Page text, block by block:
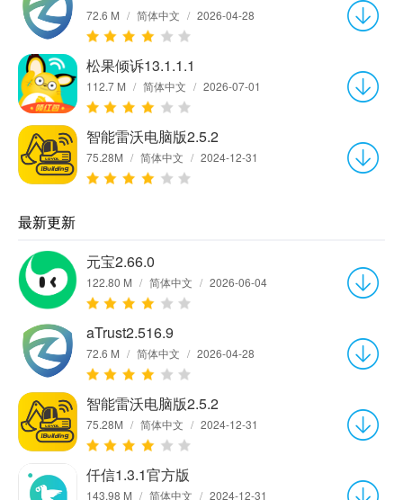
72.6 M / 简体中文 / 2026-04-28
松果倾诉13.1.1.1
112.7 M / 简体中文 / 2026-07-01
智能雷沃电脑版2.5.2
75.28M / 简体中文 / 2024-12-31
最新更新
元宝2.66.0
122.80 M / 简体中文 / 2026-06-04
aTrust2.516.9
72.6 M / 简体中文 / 2026-04-28
智能雷沃电脑版2.5.2
75.28M / 简体中文 / 2024-12-31
仟信1.3.1官方版
143.98 M / 简体中文 / 2024-12-31